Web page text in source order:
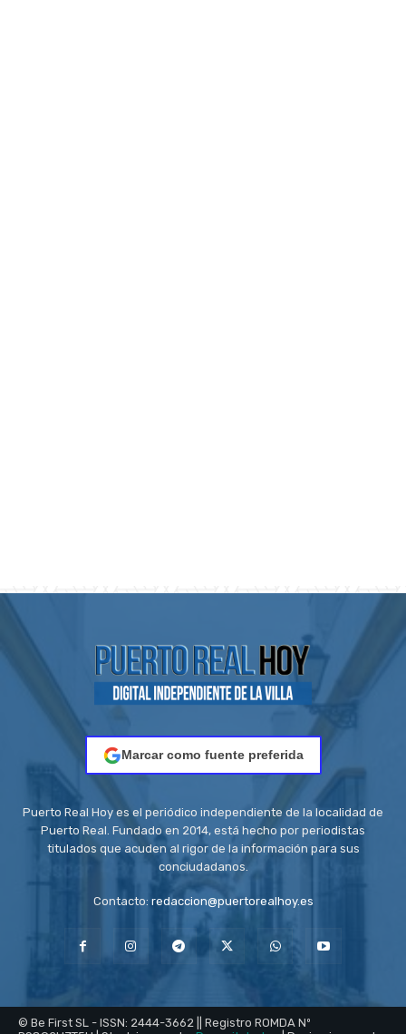
Marcar como fuente preferida
Puerto Real Hoy es el periódico independiente de la localidad de
Puerto Real. Fundado en 2014, está hecho por periodistas
titulados que acuden al rigor de la información para sus
conciudadanos.
Contacto: redaccion@puertorealhoy.es
© Be First SL - ISSN: 2444-3662 || Registro ROMDA Nº